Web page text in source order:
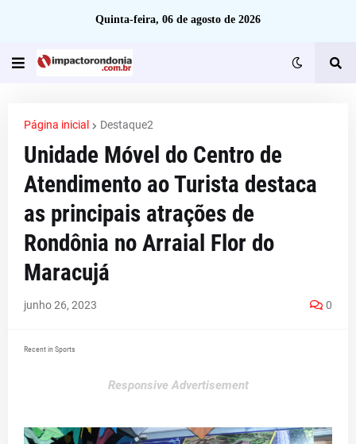
Quinta-feira, 06 de agosto de 2026
Página inicial Destaque2
Unidade Móvel do Centro de
Atendimento ao Turista destaca
as principais atrações de
Rondônia no Arraial Flor do
Maracujá
junho 26, 2023 0
Recent in Sports
Responsive Advertisement